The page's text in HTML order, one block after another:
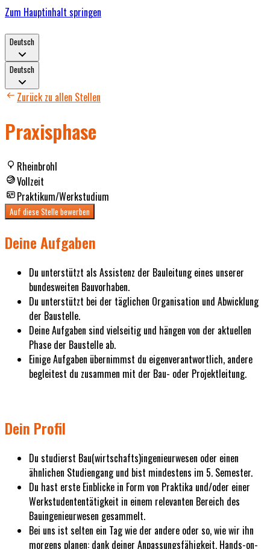
Zum Hauptinhalt springen
Deutsch
Deutsch
Zurück zu allen Stellen
Praxisphase
Rheinbrohl
Vollzeit
Praktikum/Werkstudium
Auf diese Stelle bewerben
Deine Aufgaben
Du unterstützt als Assistenz der Bauleitung eines unserer
bundesweiten Bauvorhaben.
Du unterstützt bei der täglichen Organisation und Abwicklung
der Baustelle.
Deine Aufgaben sind vielseitig und hängen von der aktuellen
Phase der Baustelle ab.
Einige Aufgaben übernimmst du eigenverantwortlich, andere
begleitest du zusammen mit der Bau- oder Projektleitung.
Dein Profil
Du studierst Bau(wirtschafts)ingenieurwesen oder einen
ähnlichen Studiengang und bist mindestens im 5. Semester.
Du hast erste Einblicke in Form von Praktika und/oder einer
Werkstudententätigkeit in einem relevanten Bereich des
Bauingenieurwesen gesammelt.
Bei uns ist selten ein Tag wie der andere oder so, wie wir ihn
morgens planen: dank deiner Anpassungsfähigkeit, Hands-on-